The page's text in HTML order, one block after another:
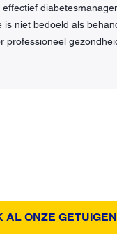
is niet bedoeld als
professioneel
AL ONZE